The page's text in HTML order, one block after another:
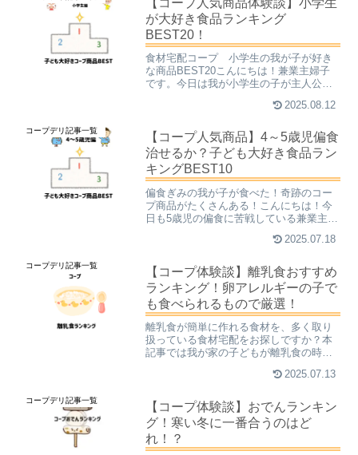
が大好き食品ランキング
BEST20！
食材宅配コープ 小学生の我が子が好き
な商品BEST20こんにちは！兼業主婦子
です。今日は我が小学生の子が主人公で
さんです。この方、学校の給食はちゃん
菜を食べません。もや...
2025.08.12
コープデリ記事一覧
【コープ人気商品】4～5歳児偏食
治せるか？子ども大好き食品ラン
キングBEST10
偏食ぎみの我が子が食べた！奇跡のコー
プ商品がたくさんある！こんにちは！今
日も5歳児の偏食に苦戦している兼業主婦
るわが子（5）は、来年小学生になるとい
たのです。家では決ま...
2025.07.18
コープデリ記事一覧
【コープ体験談】離乳食おすすめ
ランキング！卵アレルギーの子で
も食べられるもので厳選！
離乳食が簡単に作れる食材を、多く取り
扱っている食材宅配をお探しですか？本
記事では我が家の子どもが離乳食の時に
グにしてご紹介しています。ママも喜ぶ
冷凍食品です。コープにもおすすめ商品
がたくさんありますよ！
2025.07.13
コープデリ記事一覧
【コープ体験談】おでんランキン
グ！寒い冬に一番合うのはど
れ！？